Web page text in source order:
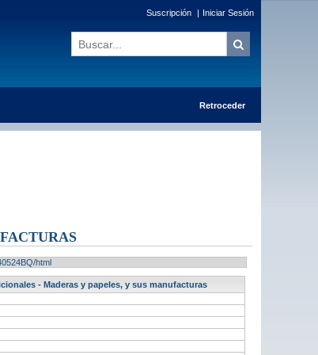
Suscripción | Iniciar Sesión
Retroceder
html
- Maderas y papeles, y sus manufacturas